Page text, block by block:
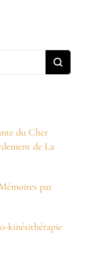
du Cher
de La
par
kinésithérapie